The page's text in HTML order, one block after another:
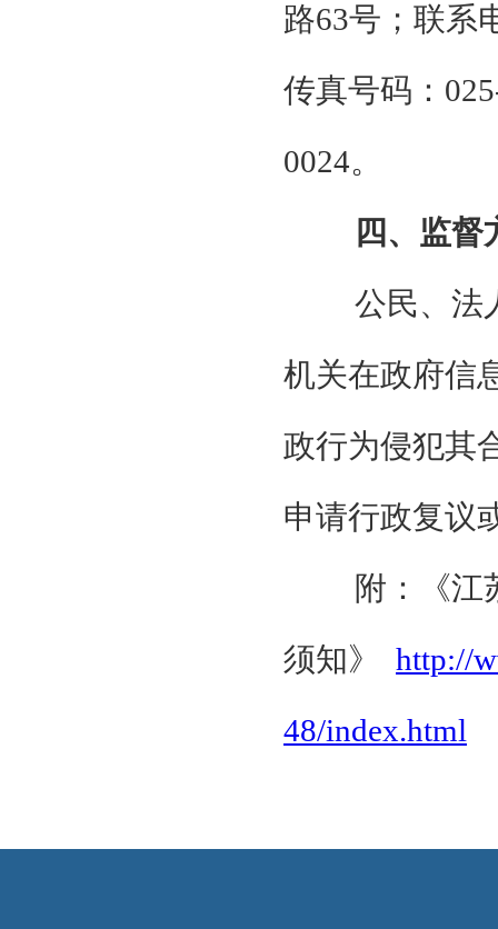
路63号；联系
传真号码：
0024。
四、监督
公民、法
机关在政府信
政行为侵犯其
申请行政复议
附：《江
须知》 http://
48/index.html